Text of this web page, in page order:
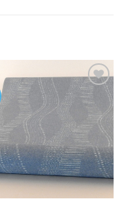
Toevoegen
aan
verlanglijst